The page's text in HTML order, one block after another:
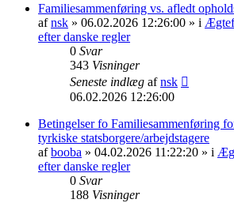
Familiesammenføring vs. afledt
afnsk » 06.02.2026 12:26:00 » i
efter danske regler
0 Svar
343 Visninger
Seneste indlæg afnsk
06.02.2026 12:26:00
Betingelser fo Familiesammenføring
tyrkiske statsborgere/arbejdstagere
afbooba » 04.02.2026 11:22:20 » i
efter danske regler
0 Svar
188 Visninger